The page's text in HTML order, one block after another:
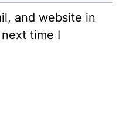
and website in
time I